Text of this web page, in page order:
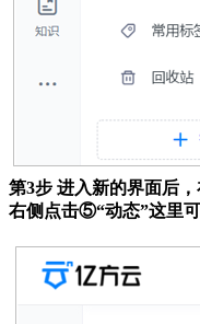
第3步 进入新的界面后
右侧点击⑤“动态”这里